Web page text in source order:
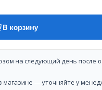
В корзину
на следующий день после
магазине — уточняйте у